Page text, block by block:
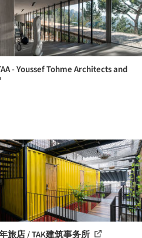
- Youssef Tohme Architects and
旅店 / TAK建筑事务所